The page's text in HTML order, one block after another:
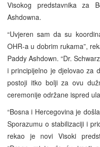
Visokog predstavnika za
Ashdowna.
“Uvjeren sam da su
OHR-a u dobrim rukama”,
Paddy Ashdown. “Dr.
i principijelno je djelovao za
postoji itko bolji za ovu
ceremonije održane ispred
“Bosna i Hercegovina je
Sporazumu o stabilizaciji i
rekao je novi Visoki